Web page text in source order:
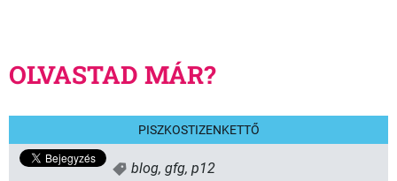
OLVASTAD MÁR?
PISZKOSTIZENKETTŐ
blog, gfg, p12